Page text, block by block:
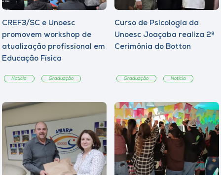
CREF3/SC e Unoesc
promovem workshop de
atualização profissional em
Educação Física
Notícia Graduação
Curso de Psicologia da
Unoesc Joaçaba realiza 2ª
Cerimônia do Botton
Graduação Notícia